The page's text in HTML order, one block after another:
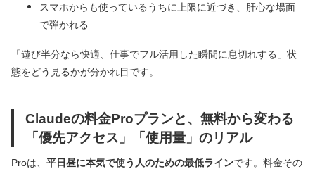
スマホからも使っているうちに上限に近づき、肝心な場面
で弾かれる
「遊び半分なら快適、仕事でフル活用した瞬間に息切れする」状
態をどう見るかが分かれ目です。
Claudeの料金Proプランと、無料から変わる
「優先アクセス」「使用量」のリアル
Proは、 平日昼に本気で使う人のための最低ラインです。料金その